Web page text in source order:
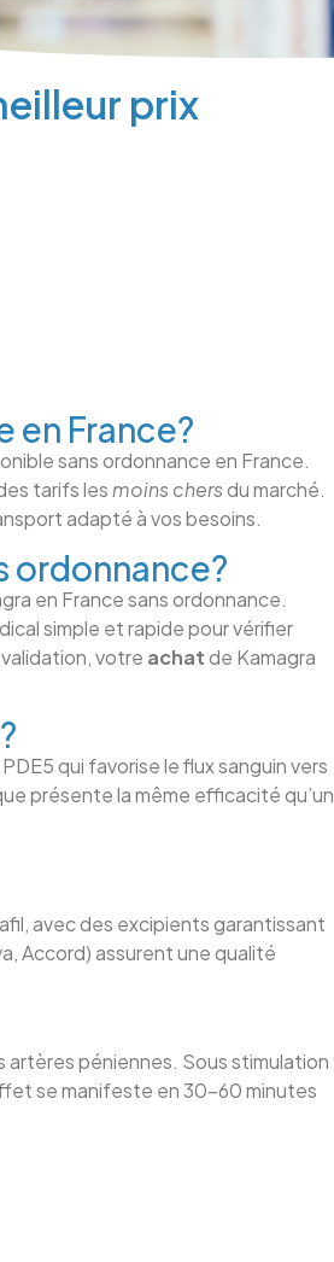
prix
en France?
sans ordonnance en France.
tarifs lesmoins chersdu marché.
adapté à vos besoins.
ordonnance?
en France sans ordonnance.
simple et rapide pour vérifier
votre achatde Kamagra
qui favorise le flux sanguin vers
présente la même efficacité qu’un
avec des excipients garantissant
Accord) assurent une qualité
artères péniennes. Sous stimulation
se manifeste en 30–60 minutes